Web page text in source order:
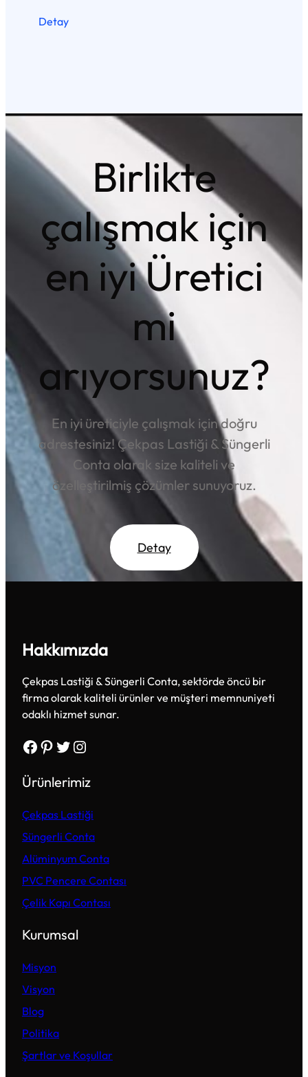
Detay
Birlikte
çalışmak için
en iyi Üretici
mi
arıyorsunuz?
En iyi üreticiyle çalışmak için doğru
adrestesiniz! Çekpas Lastiği & Süngerli
Conta olarak size kaliteli ve
özelleştirilmiş çözümler sunuyoruz.
Detay
Hakkımızda
Çekpas Lastiği & Süngerli Conta, sektörde öncü bir
firma olarak kaliteli ürünler ve müşteri memnuniyeti
odaklı hizmet sunar.
Facebook Pinterest Twitter Instagram
Ürünlerimiz
Çekpas Lastiği
Süngerli Conta
Alüminyum Conta
PVC Pencere Contası
Çelik Kapı Contası
Kurumsal
Misyon
Visyon
Blog
Politika
Şartlar ve Koşullar